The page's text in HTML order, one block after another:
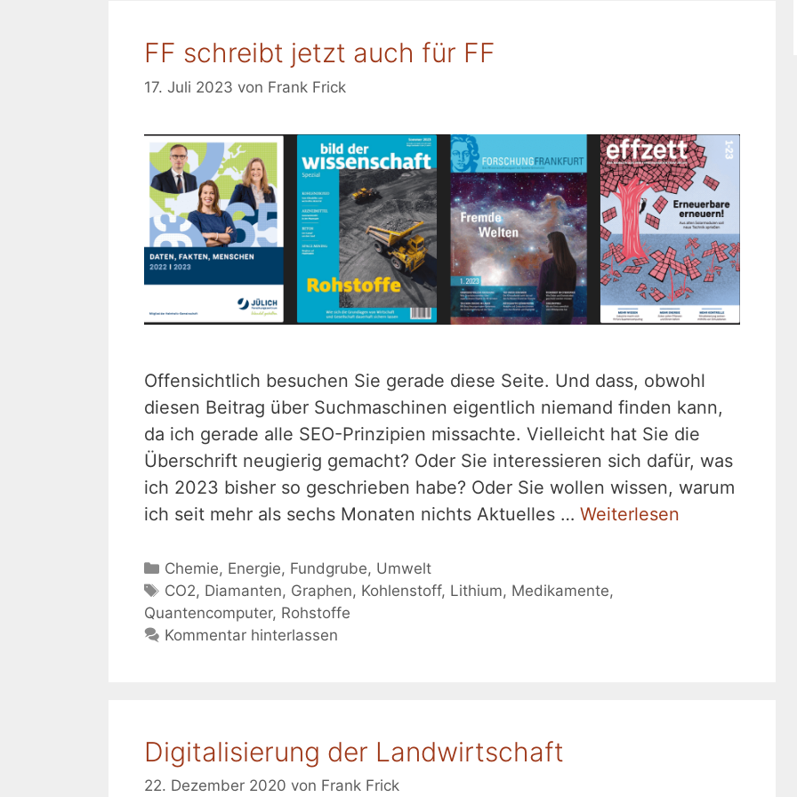
FF schreibt jetzt auch für FF
17. Juli 2023 von Frank Frick
Offensichtlich besuchen Sie gerade diese Seite. Und dass, obwohl
diesen Beitrag über Suchmaschinen eigentlich niemand finden kann,
da ich gerade alle SEO-Prinzipien missachte. Vielleicht hat Sie die
Überschrift neugierig gemacht? Oder Sie interessieren sich dafür, was
ich 2023 bisher so geschrieben habe? Oder Sie wollen wissen, warum
ich seit mehr als sechs Monaten nichts Aktuelles … Weiterlesen
Kategorien
Chemie, Energie, Fundgrube, Umwelt
Schlagwörter
CO2, Diamanten, Graphen, Kohlenstoff, Lithium, Medikamente,
Quantencomputer, Rohstoffe
Kommentar hinterlassen
Digitalisierung der Landwirtschaft
22. Dezember 2020 von Frank Frick